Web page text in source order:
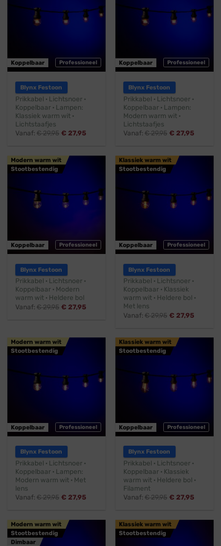
Professioneel
Koppelbaar
Blynx Festoon
Prikkabel · Lichtsnoer ·
Koppelbaar · Lampen:
Klassiek warm wit ·
Lichtstaafjes
Vanaf:€29,95 € 27,95
Professioneel
Koppelbaar
Blynx Festoon
Prikkabel · Lichtsnoer ·
Koppelbaar · Lampen:
Modern warm wit ·
Lichtstaafjes
Vanaf:€29,95 € 27,95
Professioneel
Modern warm wit
Stootbestendig
Koppelbaar
Blynx Festoon
Prikkabel · Lichtsnoer ·
Koppelbaar · Modern
warm wit · Heldere bol
Vanaf:€29,95 € 27,95
Professioneel
Klassiek warm wit
Stootbestendig
Koppelbaar
Blynx Festoon
Prikkabel · Lichtsnoer ·
Koppelbaar · Klassiek
warm wit · Heldere bol ·
Met lens
Vanaf:€29,95 € 27,95
Professioneel
Modern warm wit
Stootbestendig
Koppelbaar
Blynx Festoon
Prikkabel · Lichtsnoer ·
Koppelbaar · Lampen:
Modern warm wit · Met
lens
Vanaf:€29,95 € 27,95
Professioneel
Klassiek warm wit
Stootbestendig
Koppelbaar
Blynx Festoon
Prikkabel · Lichtsnoer ·
Koppelbaar · Klassiek
warm wit · Heldere bol ·
Filament
Vanaf:€29,95 € 27,95
Modern warm wit
Stootbestendig
Dimbaar
Klassiek warm wit
Stootbestendig